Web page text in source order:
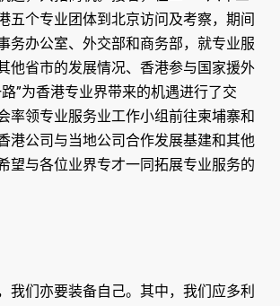
五个专业团体到北京访问及考察，期间
务办公室、外交部和商务部，就专业服
他省市的发展情况、香港参与国家援外
”为香港专业界带来的机遇进行了交
率领专业服务业工作小组前往柬埔寨和
港公司与当地公司合作发展基建和其他
望与各位业界专才一同拓展专业服务的
我们亦要装备自己。其中，我们应多利